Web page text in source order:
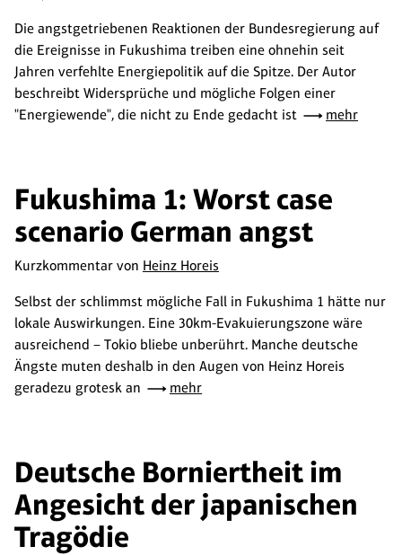
Die angstgetriebenen Reaktionen der Bundesregierung auf
die Ereignisse in Fukushima treiben eine ohnehin seit
Jahren verfehlte Energiepolitik auf die Spitze. Der Autor
beschreibt Widersprüche und mögliche Folgen einer
"Energiewende", die nicht zu Ende gedacht ist
mehr
Fukushima 1: Worst case
scenario German angst
Kurzkommentar von Heinz Horeis
Selbst der schlimmst mögliche Fall in Fukushima 1 hätte nur
lokale Auswirkungen. Eine 30km-Evakuierungszone wäre
ausreichend – Tokio bliebe unberührt. Manche deutsche
Ängste muten deshalb in den Augen von Heinz Horeis
geradezu grotesk an
mehr
Deutsche Borniertheit im
Angesicht der japanischen
Tragödie